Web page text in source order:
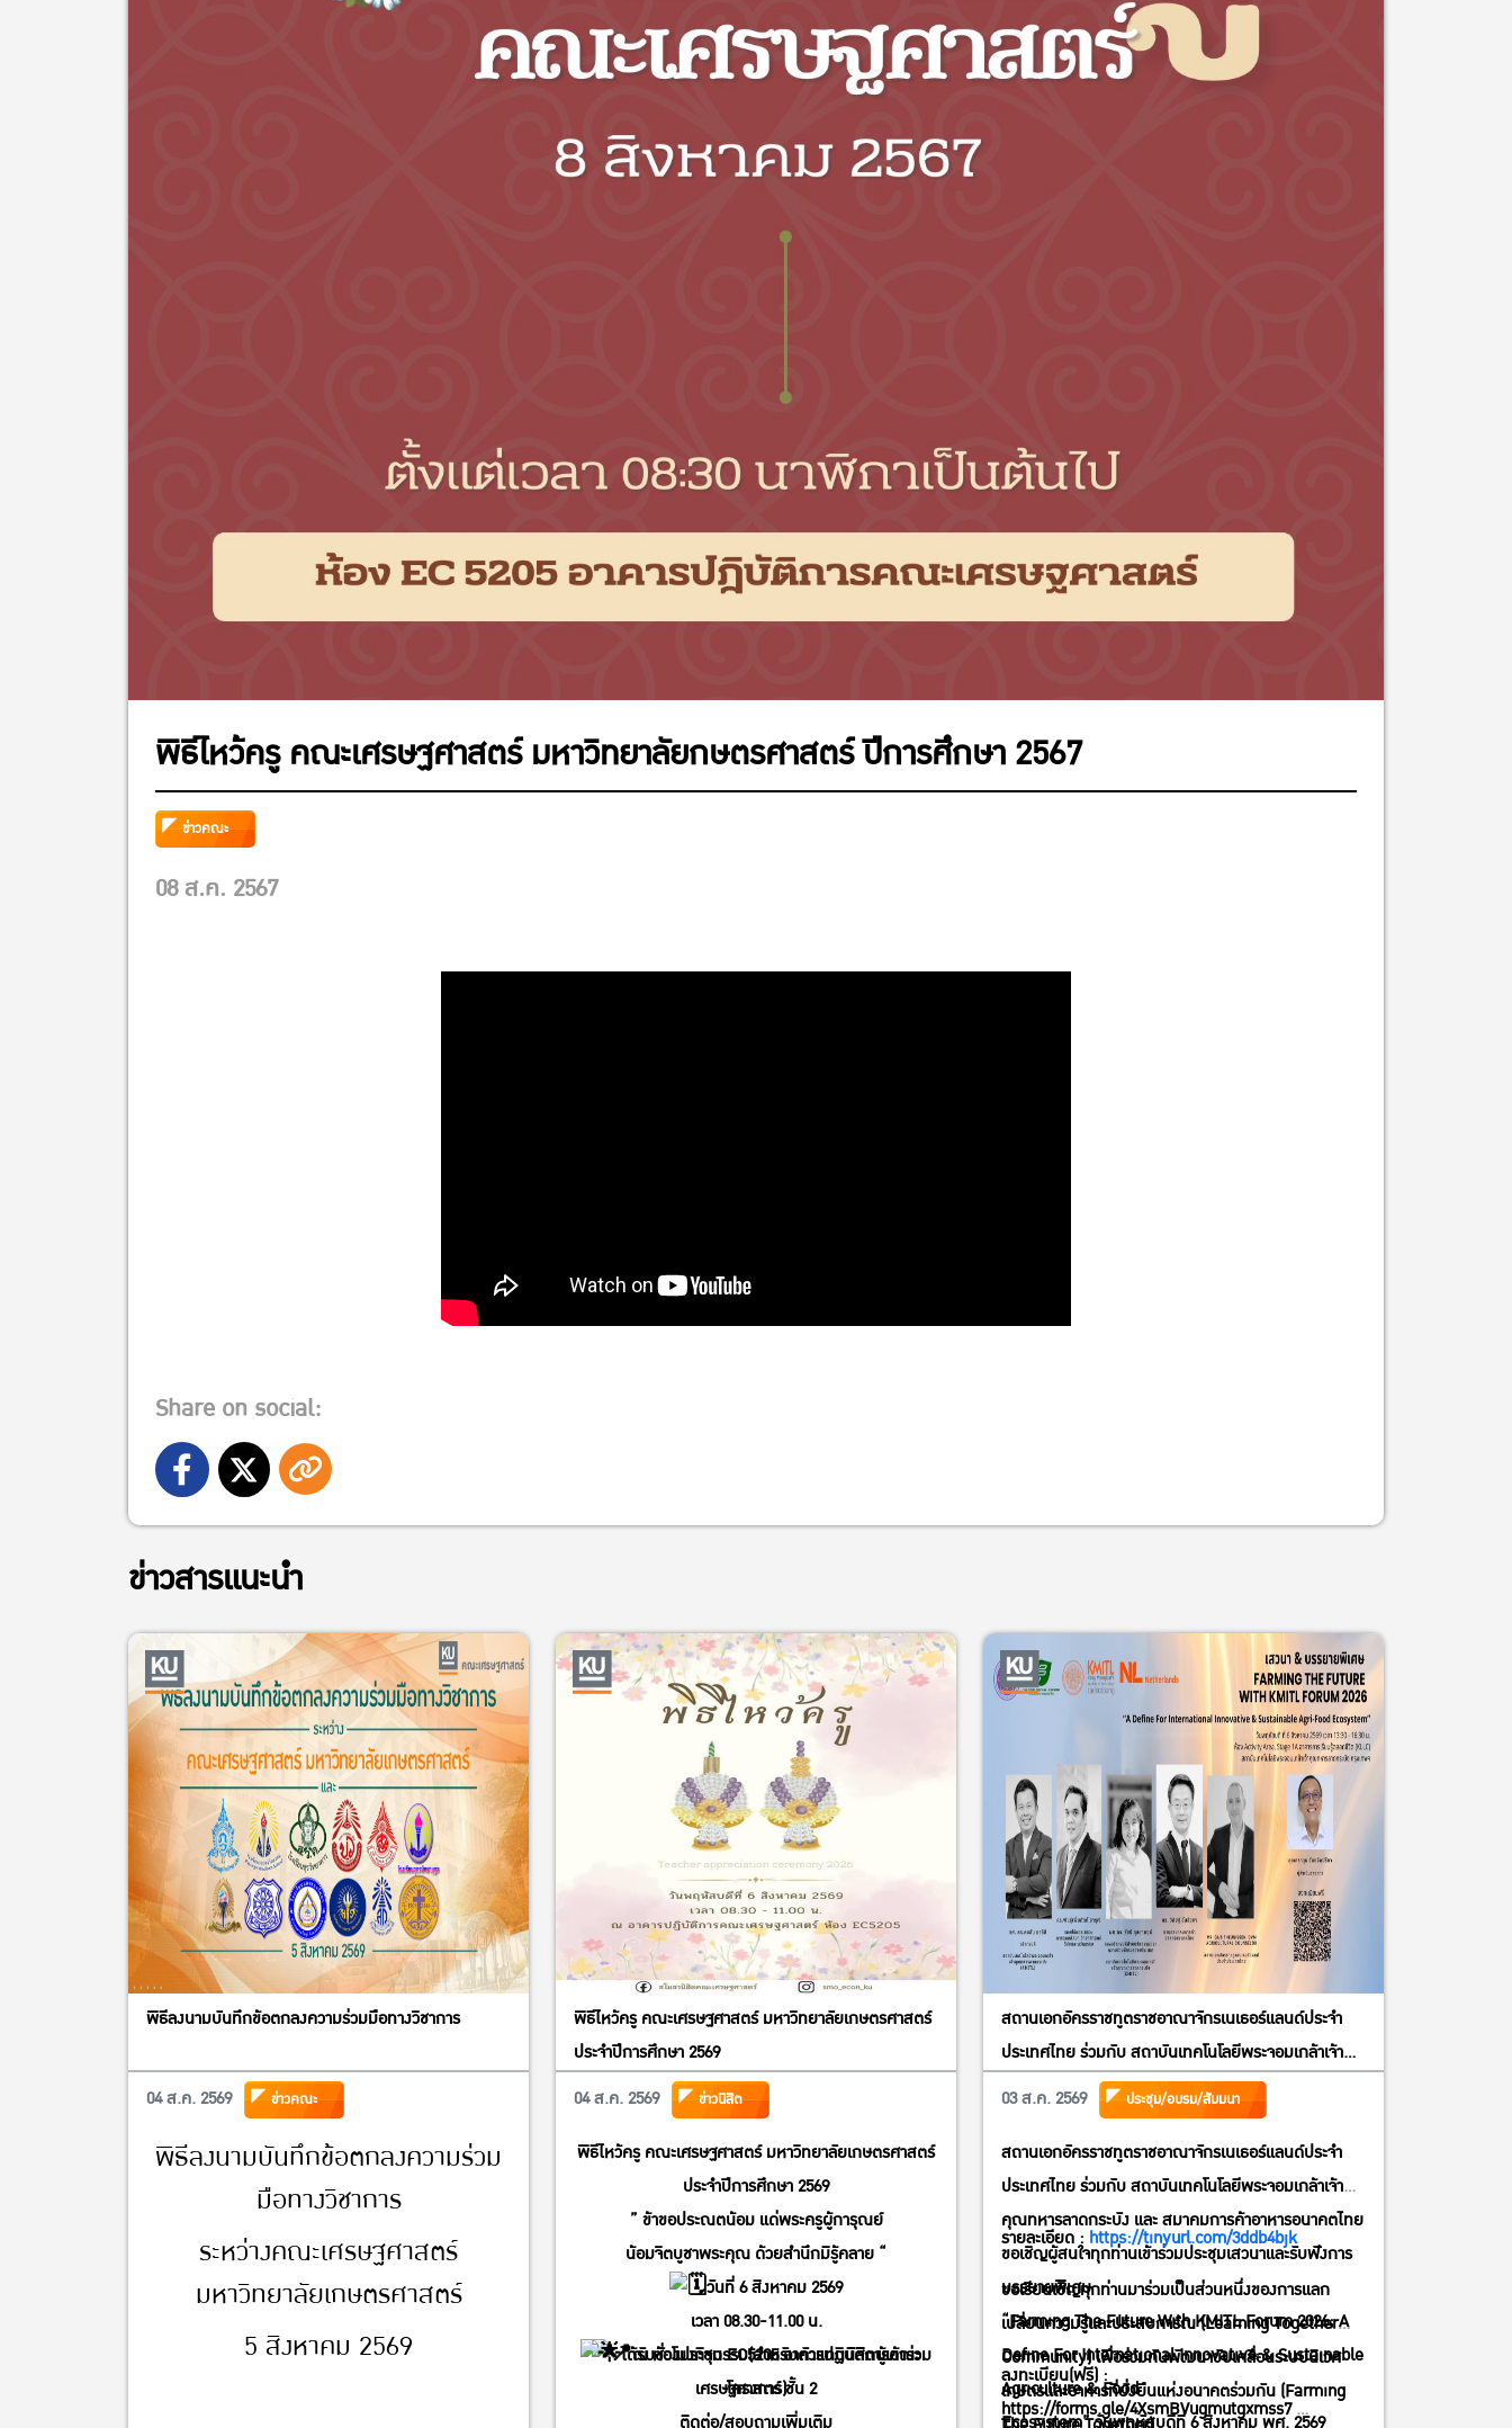
พิธีไหว้ครู คณะเศรษฐศาสตร์ มหาวิทยาลัยกษตรศาสตร์ ปีการศึกษา 2567
ข่าวคณะ
08 ส.ค. 2567
Share on social:
ข่าวสารแนะนำ
พิธีลงนามบันทึกข้อตกลงความร่วมมือทางวิชาการ
04 ส.ค. 2569 ข่าวคณะ
พิธีลงนามบันทึกข้อตกลงความร่วม
มือทางวิชาการ
ระหว่างคณะเศรษฐศาสตร์
มหาวิทยาลัยเกษตรศาสตร์
5 สิงหาคม 2569
พิธีไหว้ครู คณะเศรษฐศาสตร์ มหาวิทยาลัยเกษตรศาสตร์
ประจำปีการศึกษา 2569
04 ส.ค. 2569
ข่าวนิสิต
พิธีไหว้ครู คณะเศรษฐศาสตร์ มหาวิทยาลัยเกษตรศาสตร์
ประจำปีการศึกษา 2569
” ข้าขอประณตน้อม แด่พระครูผู้การุณย์
น้อมจิตบูชาพระคุณ ด้วยสำนึกมิรู้คลาย “
วันที่ 6 สิงหาคม 2569
เวลา 08.30-11.00 น.
ณ ห้องประชุม EC5205 อาคารปฏิบัติการคณะ
เศรษฐศาสตร์ ชั้น 2
ได้รับชั่วโมงกิจกรรม(สำหรับตัวแทนนิสิตผู้เข้าร่วม
โครงการ)
สถานเอกอัครราชทูตราชอาณาจักรเนเธอร์แลนด์ประจำ
ประเทศไทย ร่วมกับ สถาบันเทคโนโลยีพระจอมเกล้าเจ้า
คุณทหารลาดกระบัง และ สมาคมการค้าอาหารอนาคตไทย
ขอเชิญผู้สนใจทุกท่านเข้าร่วมประชุมเสวนาและรับฟังการ
บรรยายพิเศษ”Farming The Future With KMITL
Forum 2026; A Define For International Innovative
& Sustainable Agriculture & FoodEcosystem” วัน
พฤหัสบดีที่ 6 สิงหาคม พศ. 2569 (13:30 – 16:30 น.) ณ
ห้อง ACTIVITY AREA, VDW 1 (1 B) อาคาร B สำนักการ
เรียนรู้ตลอดชีวิต (KLLC – KMITL Lifelong Learning
Center) สถาบันเทคโนโลยีพระจอมเกล้าเจ้าคุณทหาร
ลาดกระบัง กทม.
03 ส.ค. 2569 ประชุม/อบรม/สัมมนา
สถานเอกอัครราชทูตราชอาณาจักรเนเธอร์แลนด์ประจำ
ประเทศไทย ร่วมกับ สถาบันเทคโนโลยีพระจอมเกล้าเจ้า
คุณทหารลาดกระบัง และ สมาคมการค้าอาหารอนาคตไทย
ขอเชิญผู้สนใจทุกท่านเข้าร่วมประชุมเสวนาและรับฟังการ
บรรยายพิเศษ
“Farming The Future With KMITL Forum 2026; A
Define For International Innovative & Sustainable
Agriculture & Food
รายละเอียด : https://tinyurl.com/3ddb4bjk
ขอเรียนเชิญทุกท่านมาร่วมเป็นส่วนหนึ่งของการแลก
เปลี่ยนความรู้และประสบการ์ณ (Learning Together
Community) เพื่อร่วมกันพัฒนาขับเคลื่อนระบบนิเวศ
เกษตรและอาหารที่ยั่งยืนแห่งอนาคตร่วมกัน (Farming
ลงทะเบียน(ฟรี) :
https://forms.gle/4XsmBVugmutgxmss7